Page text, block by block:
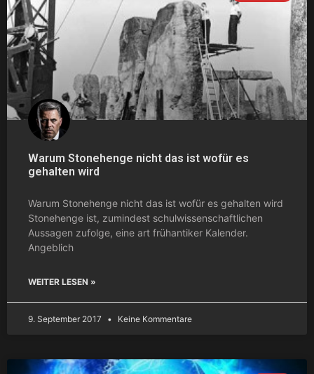
Warum Stonehenge nicht das ist wofür es
gehalten wird
Warum Stonehenge nicht das ist wofür es gehalten wird
Stonehenge ist, zumindest schulwissenschaftlichen
Aussagen zufolge, eine art frühantiker Kalender.
Angeblich
WEITER LESEN »
9. September 2017 Keine Kommentare